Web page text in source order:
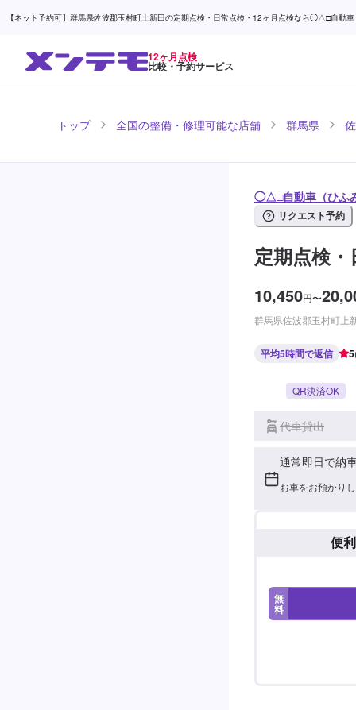
【ネット予約可】群馬県佐波郡玉村町上新田の定期点検・日常点検・12ヶ月点検なら◯△□自動
12ヶ月点検
比較・予約サービス
トップ 全国の整備・修理可能な店舗 群馬県
◯△□自動車（ひふ
リクエスト予約
定期点検
10,450円〜
群馬県佐波郡玉村町上
平均5時間で返信 5
QR決済OK
代車貸出
通常即日で納
お車をお預かり
便
無
料